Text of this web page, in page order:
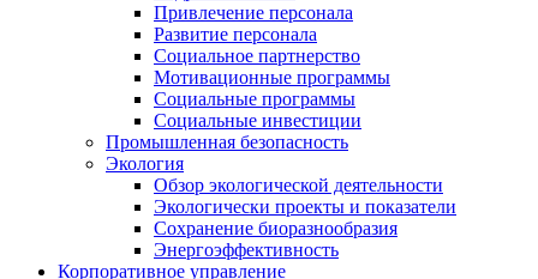
Привлечение персонала
Развитие персонала
Социальное партнерство
Мотивационные программы
Социальные программы
Социальные инвестиции
Промышленная безопасность
Экология
Обзор экологической деятельности
Экологически проекты и показатели
Сохранение биоразнообразия
Энергоэффективность
Корпоративное управление